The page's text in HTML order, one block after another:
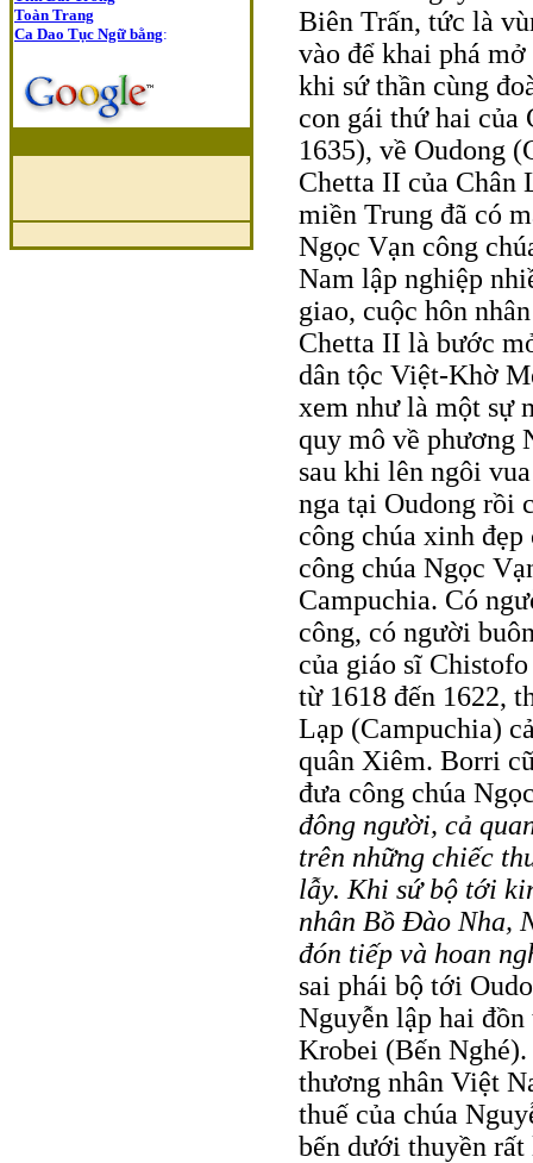
Toàn Trang
Ca Dao Tục Ngữ bằng:
Biên Trấn, tức là
vào để khai phá
khi sứ thần cùng
con gái thứ hai của
1635), về Oudong
Chetta II của
miền Trung đã có
Ngọc Vạn công
Nam lập nghiệp
giao, cuộc hôn
Chetta II là bước
dân tộc Việt-Khờ
xem như là một sự
quy mô về phương
sau khi lên ngôi
nga tại Oudong rồi
công chúa xinh
công chúa Ngọc
Campuchia. Có
công, có người
của giáo sĩ
từ 1618 đến 1622,
Lạp (Campuchia)
quân Xiêm. Borri
đưa công chúa
đông người, cả
trên những chiếc
lẫy. Khi sứ bộ tới
nhân Bồ Đào Nha,
đón tiếp và hoan
sai phái bộ tới
Nguyễn lập hai
Krobei (Bến
thương nhân Việt
thuế của chúa
bến dưới thuyền